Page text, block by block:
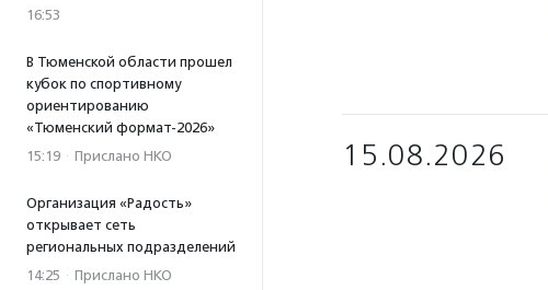
16:53
В Тюменской области прошел
кубок по спортивному
ориентированию
«Тюменский формат-2026»
15:19 · Прислано НКО
Организация «Радость»
открывает сеть
региональных подразделений
14:25 · Прислано НКО
15.08.2026